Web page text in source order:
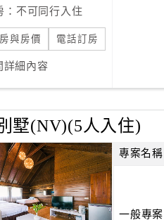
：不可同行入住
與房價 電話訂房
詳細內容
墅(NV)(5人入住)
專案名稱
一般專案